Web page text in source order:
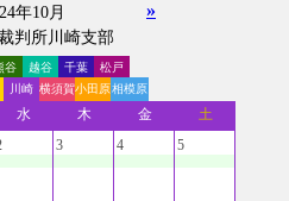
年10月 »
判所川崎支部
谷 越谷 千葉
松戸
川崎 横須賀小田原相模原
水 木 金
土
3 4 5